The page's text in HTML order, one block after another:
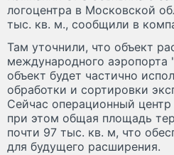
логоцентра в Московской
тыс. кв. м., сообщили в
Там уточнили, что объект
международного аэропорта
объект будет частично
обработки и сортировки
Сейчас операционный
при этом общая площадь
почти 97 тыс. кв. м, что
для будущего расширения.